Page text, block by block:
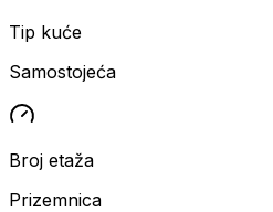
Tip kuće
Samostojeća
Broj etaža
Prizemnica